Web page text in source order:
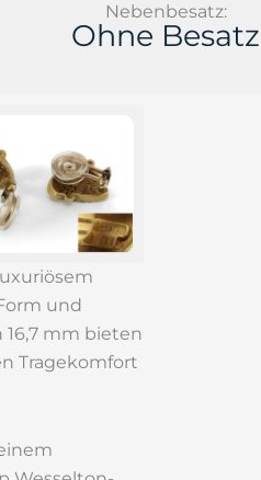
Nebenbesatz:
Ohne Besatz
und
16,7 mm bieten
Tragekomfort